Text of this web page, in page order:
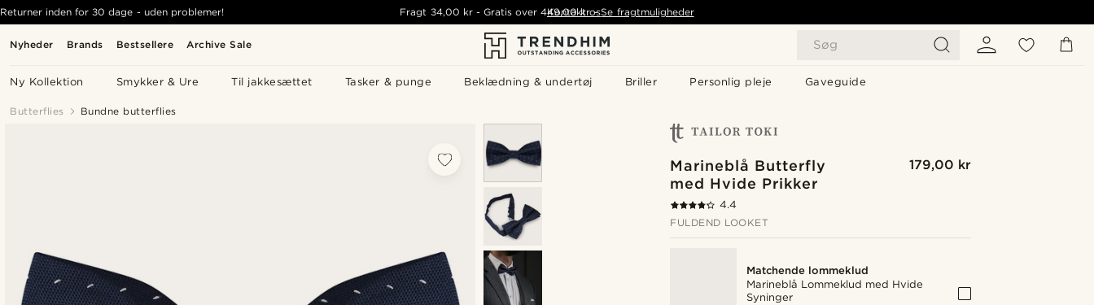
Nyheder Brands Bestsellere Archive Sale Søg
Ny Kollektion Smykker & Ure Til jakkesættet Tasker & punge Beklædning & undertøj Briller Personlig pleje Gaveguide
Returner inden for 30 dage - uden problemer! Fragt 34,00 kr- Gratis over 449,00 kr - Se fragtmuligheder
Kontakt os
Butterflies Bundne butterflies
Marineblå Butterfly
med Hvide Prikker
179,00 kr
4.4
FULDEND LOOKET
Matchende lommeklud
Marineblå Lommeklud med Hvide
Syninger